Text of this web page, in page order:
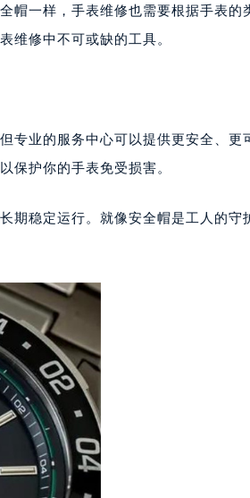
（需提前预约）
提前预约）
前预约）
需提前预约）
（鄂尔多斯大厦）23层2326室（需
（需提前预约）
约）
）
）
）
约）
约）
帽一样，手表维修也需要根据手表的
维修中不可或缺的工具。
专业的服务中心可以提供更安全、更
保护你的手表免受损害。
期稳定运行。就像安全帽是工人的守